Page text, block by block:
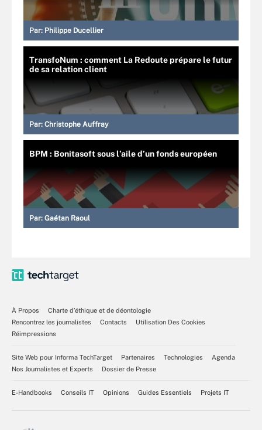
Par: Philippe Ducellier
TransfoNum : comment La Redoute prépare le futur
de sa relation client
Par: Christophe Auffray
BPM : Bonitasoft sous l’aile d’un fonds européen
Par: Gaétan Raoul
À Propos
Charte d’éthique et de déontologie
Rencontrez les journalistes
Contacts
Utilisation Des Cookies
Réimpressions
Site Web pour Informa TechTarget Partenaires Technologies
Agenda
Nos Journalistes et Experts
Dossier de Presse
E-Handbooks Conseils IT Opinions Guides Essentiels Projets IT